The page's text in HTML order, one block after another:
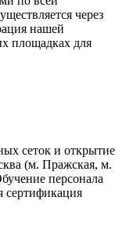
через
нашей
площадках для
сеток и открытие
(м. Пражская, м.
персонала
сертификация